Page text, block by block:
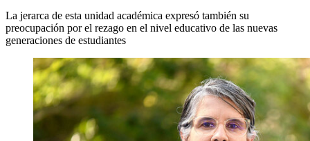
La jerarca de esta unidad académica expresó también su
preocupación por el rezago en el nivel educativo de las nuevas
generaciones de estudiantes